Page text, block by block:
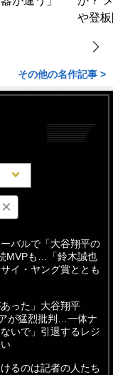
や登
その他の名作記事 >
週間
バルで「大谷翔平の
MVPも…「鈴木誠也
イ・ヤング賞ととも
った」大谷翔平
が猛烈批判…一体ナ
いで」引退するレジ
るのは記者の人たち
×